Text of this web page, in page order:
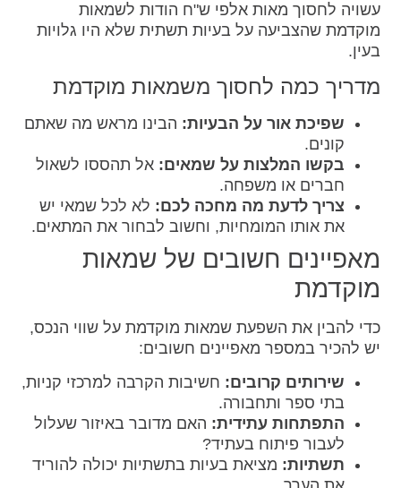
עשויה לחסוך מאות אלפי ש"ח הודות לשמאות
מוקדמת שהצביעה על בעיות תשתית שלא היו גלויות
בעין.
מדריך כמה לחסוך משמאות מוקדמת
שפיכת אור על הבעיות: הבינו מראש מה שאתם
קונים.
בקשו המלצות על שמאים: אל תהססו לשאול
חברים או משפחה.
צריך לדעת מה מחכה לכם: לא לכל שמאי יש
את אותו המומחיות, וחשוב לבחור את המתאים.
מאפיינים חשובים של שמאות
מוקדמת
כדי להבין את השפעת שמאות מוקדמת על שווי הנכס,
יש להכיר במספר מאפיינים חשובים:
שירותים קרובים: חשיבות הקרבה למרכזי קניות,
בתי ספר ותחבורה.
התפתחות עתידית: האם מדובר באיזור שעלול
לעבור פיתוח בעתיד?
תשתיות: מציאת בעיות בתשתיות יכולה להוריד